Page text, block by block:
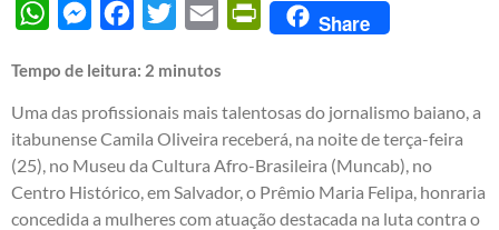
WhatsAppMessengerFacebook
Twitter Email PrintFriendly
Share
Tempo de leitura: 2 minutos
Uma das profissionais mais talentosas do jornalismo baiano, a
itabunense Camila Oliveira receberá, na noite de terça-feira
(25), no Museu da Cultura Afro-Brasileira (Muncab), no
Centro Histórico, em Salvador, o Prêmio Maria Felipa, honraria
concedida a mulheres com atuação destacada na luta contra o